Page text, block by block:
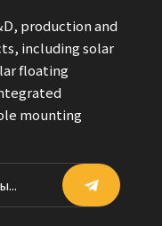
production and
including solar
floating
mounting